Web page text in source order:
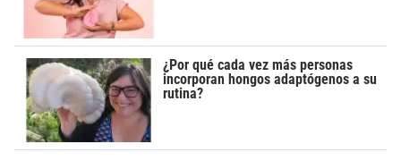
¿Por qué cada vez más personas
incorporan hongos adaptógenos a su
rutina?